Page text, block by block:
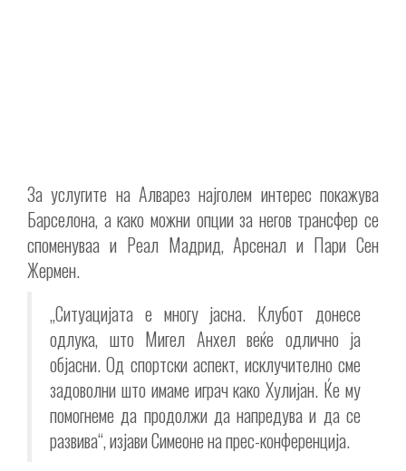
За услугите на Алварез најголем интерес покажува
Барселона, а како можни опции за негов трансфер се
споменуваа и Реал Мадрид, Арсенал и Пари Сен
Жермен.
„Ситуацијата е многу јасна. Клубот донесе
одлука, што Мигел Анхел веќе одлично ја
објасни. Од спортски аспект, исклучително сме
задоволни што имаме играч како Хулијан. Ќе му
помогнеме да продолжи да напредува и да се
развива“, изјави Симеоне на прес-конференција.